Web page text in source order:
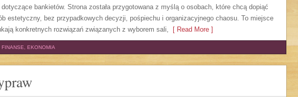
bankietów. Strona została przygotowana z myślą o osobach, które chcą dopiąć
estetyczny, bez przypadkowych decyzji, pośpiechu i organizacyjnego chaosu. To miejsce
konkretnych rozwiązań związanych z wyborem sali, [ Read More ]
FINANSE, EKONOMIA